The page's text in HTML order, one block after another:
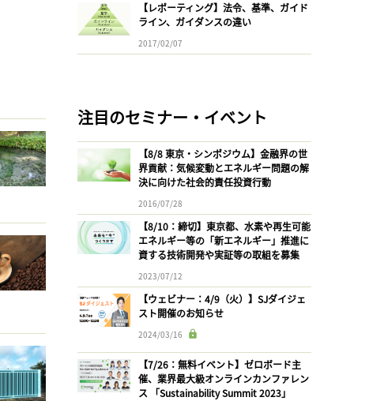
【レポーティング】法令、基準、ガイド
ライン、ガイダンスの違い
2017/02/07
注目のセミナー・イベント
【8/8 東京・シンポジウム】金融界の世
界貢献：気候変動とエネルギー問題の解
決に向けた社会的責任投資行動
2016/07/28
【8/10：締切】東京都、水素や再生可能
エネルギー等の「新エネルギー」推進に
資する技術開発や実証等の取組を募集
2023/07/12
【ウェビナー：4/9（火）】SJダイジェ
スト開催のお知らせ
2024/03/16
【7/26：無料イベント】ゼロボード主
催、業界最大級オンラインカンファレン
ス 「Sustainability Summit 2023」